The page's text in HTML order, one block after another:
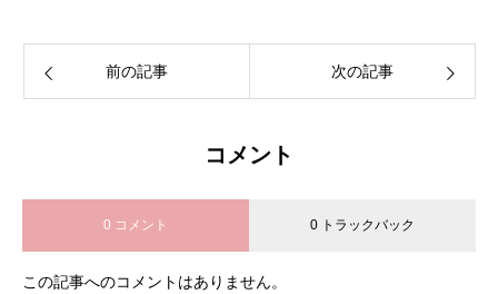
前の記事 次の記事
コメント
0 コメント 0 トラックバック
この記事へのコメントはありません。